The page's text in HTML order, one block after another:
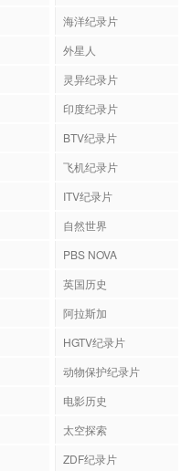
海洋纪录片
外星人
灵异纪录片
印度纪录片
BTV纪录片
飞机纪录片
ITV纪录片
自然世界
PBS NOVA
英国历史
阿拉斯加
HGTV纪录片
动物保护纪录片
电影历史
太空探索
ZDF纪录片